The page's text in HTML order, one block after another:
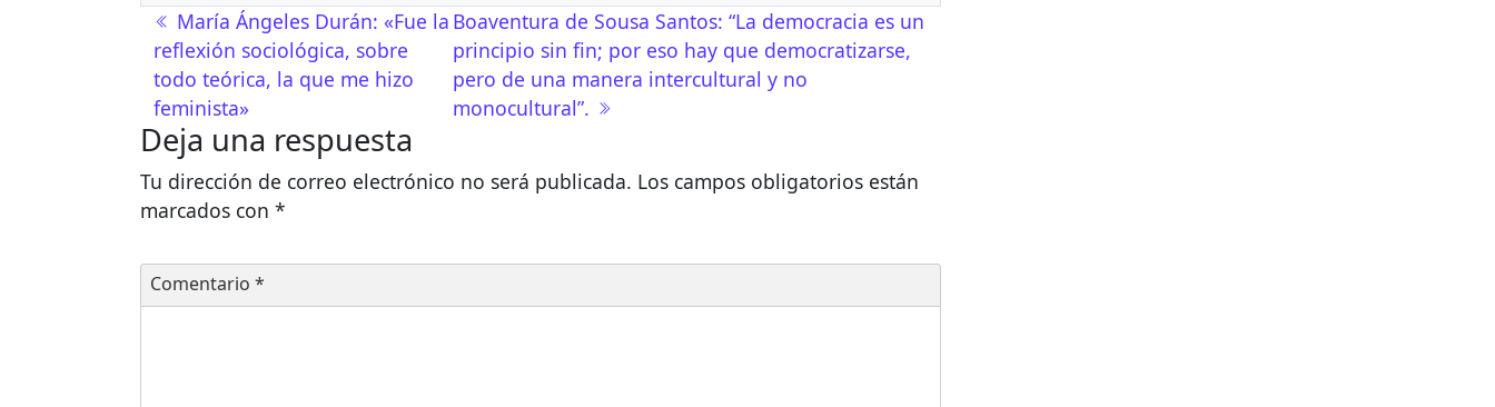
Navegación de entradas
María Ángeles Durán: «Fue la
reflexión sociológica, sobre
todo teórica, la que me hizo
feminista»
Boaventura de Sousa Santos: “La democracia es un
principio sin fin; por eso hay que democratizarse,
pero de una manera intercultural y no
monocultural”.
Deja una respuesta
Tu dirección de correo electrónico no será publicada. Los campos obligatorios están
marcados con *
Comentario *